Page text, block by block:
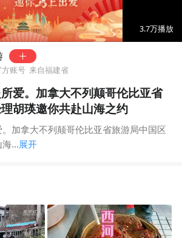
02:52
3.7万播放
方账号 来自福建省
爱。加拿大不列颠哥伦比亚省
胡瑛邀你共赴山海之约
加拿大不列颠哥伦比亚省旅游局中国区
...展开